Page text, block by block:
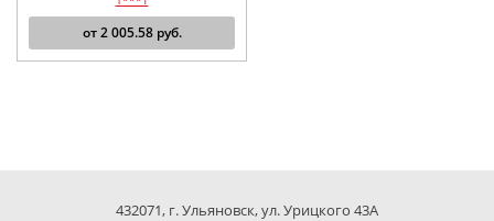
от2 005.58руб.
432071, г. Ульяновск, ул. Урицкого 43А